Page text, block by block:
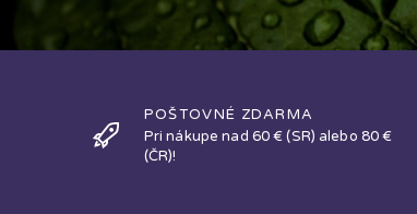
POŠTOVNÉ ZDARMA
Pri nákupe nad 60 € (SR) alebo 80 €
(ČR)!